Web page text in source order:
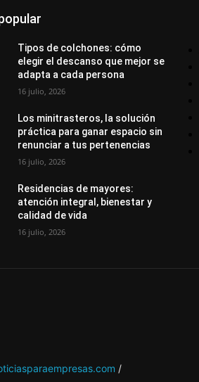
Tipos de colchones: cómo
elegir el descanso que mejor se
adapta a cada persona
16 julio, 2026
Los minitrasteros, la solución
práctica para ganar espacio sin
renunciar a tus pertenencias
16 julio, 2026
Residencias de mayores:
atención integral, bienestar y
calidad de vida
16 julio, 2026
/